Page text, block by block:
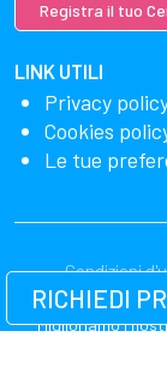
Registra il tuo
LINK UTILI
Privacy
Cookies
Le tue
Condizioni
Miglioriamo i
RICHIEDI